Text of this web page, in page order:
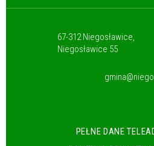
67-312 Niegosławice,
Niegosławice 55
PEŁNE DANE